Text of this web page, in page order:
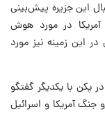
این جزیره پیش‌بینی
آمریکا در مورد هوش
این زمینه نیز مورد
پکن با یکدیگر گفتگو
جنگ آمریکا و اسرائیل